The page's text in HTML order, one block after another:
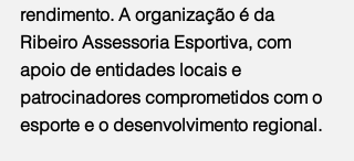
rendimento. A organização é da
Ribeiro Assessoria Esportiva, com
apoio de entidades locais e
patrocinadores comprometidos com o
esporte e o desenvolvimento regional.